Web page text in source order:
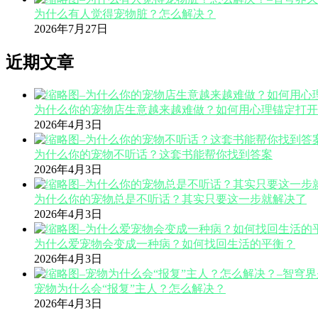
为什么有人觉得宠物脏？怎么解决？
2026年7月27日
近期文章
为什么你的宠物店生意越来越难做？如何用心理锚定打
2026年4月3日
为什么你的宠物不听话？这套书能帮你找到答案
2026年4月3日
为什么你的宠物总是不听话？其实只要这一步就解决了
2026年4月3日
为什么爱宠物会变成一种病？如何找回生活的平衡？
2026年4月3日
宠物为什么会“报复”主人？怎么解决？
2026年4月3日